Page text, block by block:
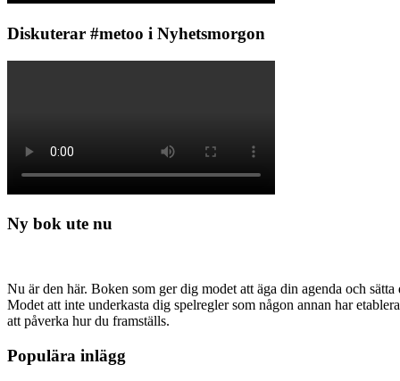
Diskuterar #metoo i Nyhetsmorgon
Ny bok ute nu
Nu är den här. Boken som ger dig modet att äga din agenda och
Modet att inte underkasta dig spelregler som någon annan har
att påverka hur du framställs.
Populära inlägg